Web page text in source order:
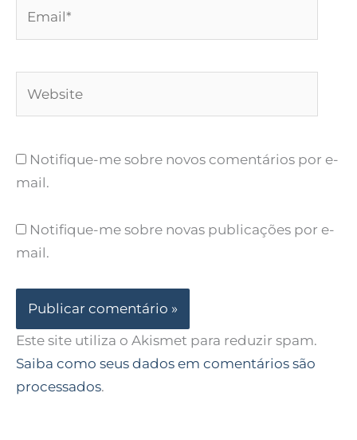
Notifique-me sobre novos comentários por e-
mail.
Notifique-me sobre novas publicações por e-
mail.
Este site utiliza o Akismet para reduzir spam.
Saiba como seus dados em comentários são
processados.